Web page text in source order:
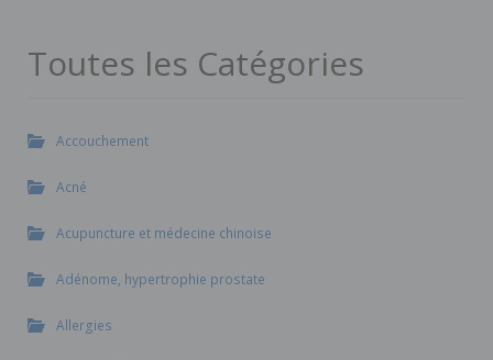
Toutes les Catégories
Accouchement
Acné
Acupuncture et médecine chinoise
Adénome, hypertrophie prostate
Allergies